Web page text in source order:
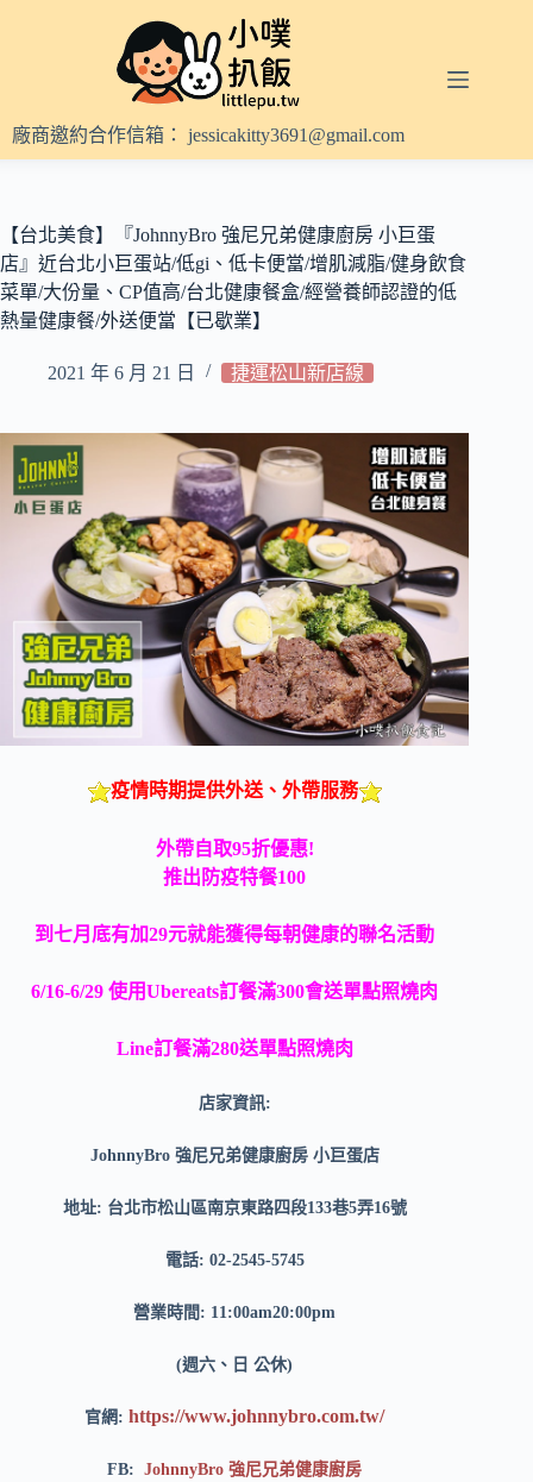
內
容
廠商邀約合作信箱： jessicakitty3691@gmail.com
【台北美食】『JohnnyBro 強尼兄弟健康廚房 小巨蛋
店』近台北小巨蛋站/低gi、低卡便當/增肌減脂/健身飲食
菜單/大份量、CP值高/台北健康餐盒/經營養師認證的低
熱量健康餐/外送便當【已歇業】
2021 年 6 月 21 日 捷運松山新店線
疫情時期提供外送、外帶服務
外帶自取95折優惠!
推出防疫特餐100
到七月底有加29元就能獲得每朝健康的聯名活動
6/16-6/29 使用Ubereats訂餐滿300會送單點照燒肉
Line訂餐滿280送單點照燒肉
店家資訊:
JohnnyBro 強尼兄弟健康廚房 小巨蛋店
地址: 台北市松山區南京東路四段133巷5弄16號
電話: 02-2545-5745
營業時間: 11:00am20:00pm
(週六、日 公休)
官網:https://www.johnnybro.com.tw/
FB:JohnnyBro 強尼兄弟健康廚房